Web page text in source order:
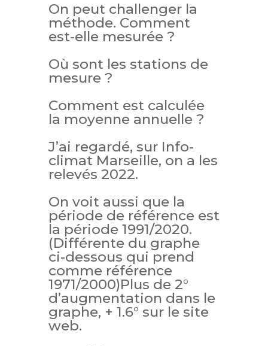
On peut challenger la
méthode. Comment
est-elle mesurée ?
Où sont les stations de
mesure ?
Comment est calculée
la moyenne annuelle ?
J’ai regardé, sur Info-
climat Marseille, on a les
relevés 2022.
On voit aussi que la
période de référence est
la période 1991/2020.
(Différente du graphe
ci-dessous qui prend
comme référence
1971/2000)Plus de 2°
d’augmentation dans le
graphe, + 1.6° sur le site
web.